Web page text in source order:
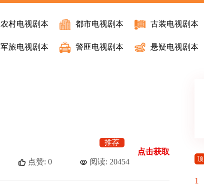
农村电视剧本 都市电视剧本 古装电视剧本
军旅电视剧本 警匪电视剧本 悬疑电视剧本
推荐
点赞: 0 阅读: 20454
点击获取
顶
1